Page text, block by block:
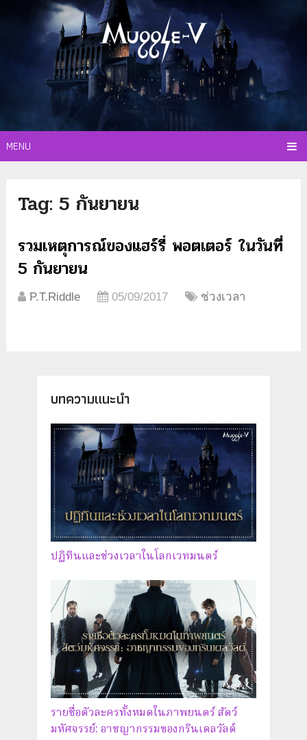
MENU
Tag: 5 กันยายน
รวมเหตุการณ์ของแฮร์รี่ พอตเตอร์ ในวันที่
5 กันยายน
P.T.Riddle 05/09/2017 ช่วงเวลา
บทความแนะนำ
ปฏิทินและช่วงเวลาในโลกเวทมนตร์
รายชื่อตัวละครทั้งหมดในภาพยนตร์ สัตว์
มหัศจรรย์: อาชญากรรมของกรินเดลวัลด์